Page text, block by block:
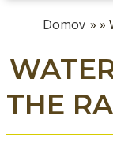
Domov » »
THE